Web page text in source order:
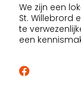
We zijn een
St. Willebrord
te
een